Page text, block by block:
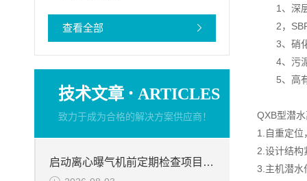
查看全部
技术文章 · ARTICLES
致力于成为合格的解决方案供应商！
启动离心曝气机前定期检查项目分析
1、深层
2，SBR
3、硝化
4、污泥
5、高有
QXB型潜
1.自重定位
2.设计结构
3.主机潜水